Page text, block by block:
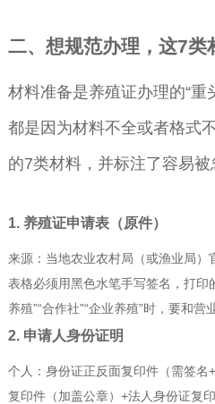
二、想规范办理，这7类
材料准备是养殖证办理的“重
都是因为材料不全或者格式
的7类材料，并标注了容易被
1. 养殖证申请表（原件）
来源：当地农业农村局（或渔业局）
表格必须用黑色水笔手写签名，打印
养殖”“合作社”“企业养殖”时，要和营
2. 申请人身份证明
个人：身份证正反面复印件（需签名
复印件（加盖公章）+法人身份证复